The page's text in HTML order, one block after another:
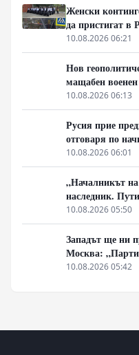
Женски
да пристигат в
от Централна
10.08.2026 06:21
Нов
мащабен
10.08.2026 06:13
Русия прие
отговаря по
могъл да
10.08.2026 06:01
„Началникът
наследник.
вътрешна
превземането
Украйна?“
10.08.2026 05:50
Западът ще ни
Москва:
всеобхватната
10.08.2026 05:42